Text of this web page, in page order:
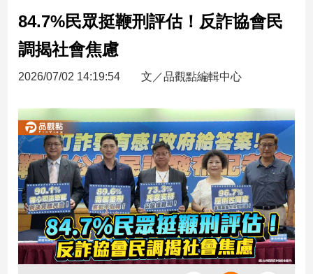
台
財
新
產
經/
股
市
房
地
產
品
84.7%民眾挺鞭刑評估！反詐協會民
調揭社會焦慮
2026/07/02 14:19:54 文／品觀點編輯中心